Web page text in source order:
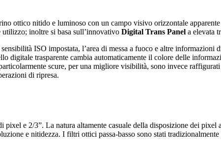
ottico nitido e luminoso con un campo visivo orizzontale
inoltre si basa sull’innovativo Digital Trans Panel a elevata
ISO impostata, l’area di messa a fuoco e altre informazioni
digitale trasparente cambia automaticamente il colore delle
scure, per una migliore visibilità, sono invece
di ripresa.
pixel e 2/3”. La natura altamente casuale della disposizione dei
e nitidezza. I filtri ottici passa-basso sono stati